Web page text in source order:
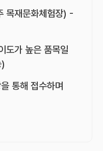
목재문화체험장) -
도가 높은 품목일
통해 접수하며